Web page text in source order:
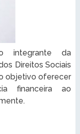
integrante da
Direitos Sociais
objetivo oferecer
financeira ao